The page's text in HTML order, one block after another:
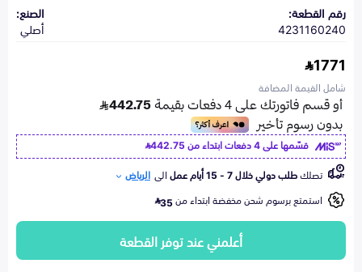
رقم القطعة:
4231160240
الصنع:
أصلي
1771
شامل القيمة المضافة
قسّمها على 4 دفعات ابتداء من
442.75
تصلكطلب دولي خلال 7 - 15 أيام عمل الى الرياض
استمتع برسوم شحن مخفضة ابتداء من35
أعلمني عند توفر القطعة